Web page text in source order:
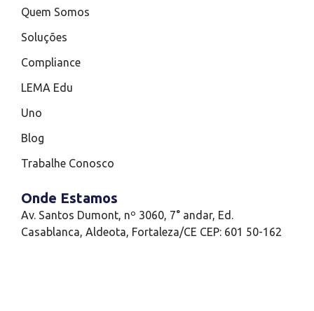
Quem Somos
Soluções
Compliance
LEMA Edu
Uno
Blog
Trabalhe Conosco
Onde Estamos
Av. Santos Dumont, nº 3060, 7° andar, Ed.
Casablanca, Aldeota, Fortaleza/CE CEP: 601 50-162